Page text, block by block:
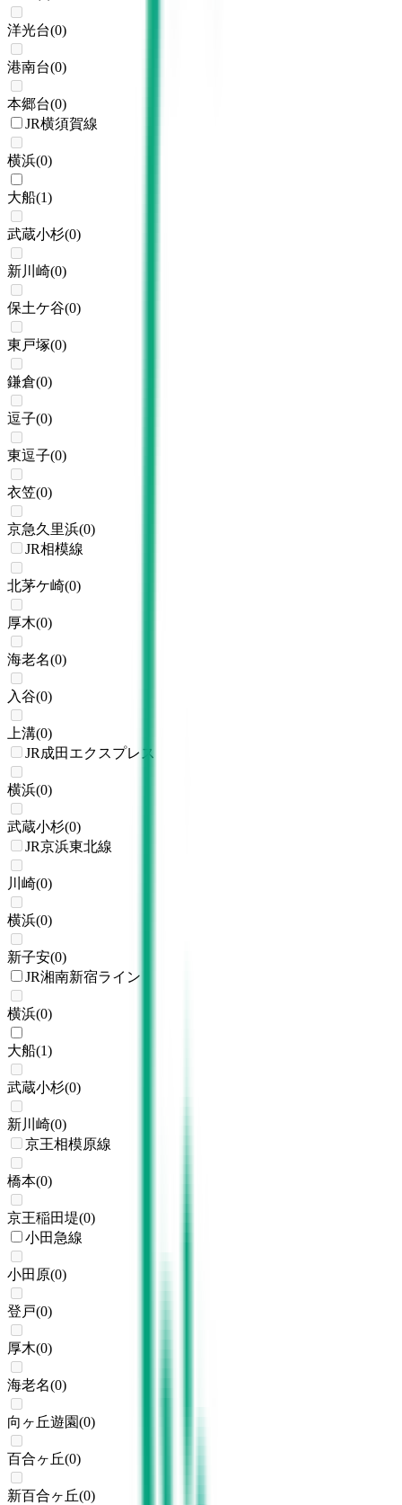
洋光台(0)
港南台(0)
本郷台(0)
JR横須賀線
横浜(0)
大船(1)
武蔵小杉(0)
新川崎(0)
保土ケ谷(0)
東戸塚(0)
鎌倉(0)
逗子(0)
東逗子(0)
衣笠(0)
京急久里浜(0)
JR相模線
北茅ケ崎(0)
厚木(0)
海老名(0)
入谷(0)
上溝(0)
JR成田エクスプレス
横浜(0)
武蔵小杉(0)
JR京浜東北線
川崎(0)
横浜(0)
新子安(0)
JR湘南新宿ライン
横浜(0)
大船(1)
武蔵小杉(0)
新川崎(0)
京王相模原線
橋本(0)
京王稲田堤(0)
小田急線
小田原(0)
登戸(0)
厚木(0)
海老名(0)
向ヶ丘遊園(0)
百合ヶ丘(0)
新百合ヶ丘(0)